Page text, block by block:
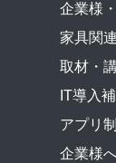
企業様
家具関
取材・
IT導入
アプリ
企業様